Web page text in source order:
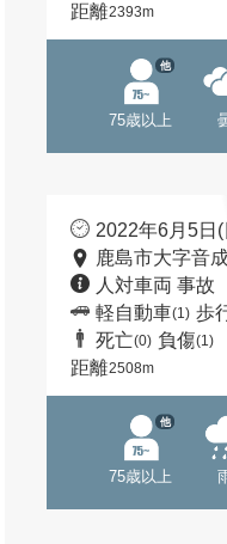
距離2393m
75歳以上
他
2022年6月5日
鹿島市大字音
人対車両 事故
軽自動車(1) 歩
死亡(0) 負傷(1)
距離2508m
75歳以上
他